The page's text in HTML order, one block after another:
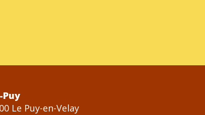
Le Puy-en-Velay